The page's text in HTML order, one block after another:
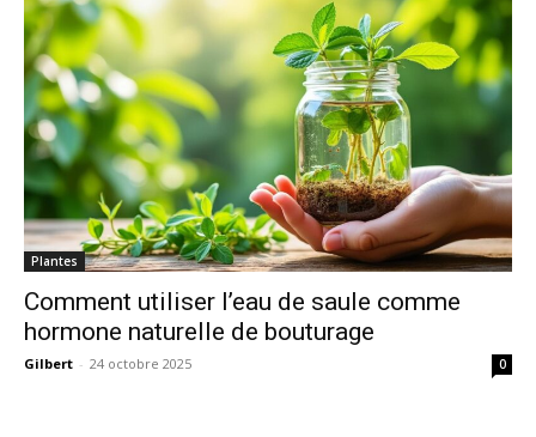
Plantes
Comment utiliser l’eau de saule comme
hormone naturelle de bouturage
Gilbert - 24 octobre 2025 0